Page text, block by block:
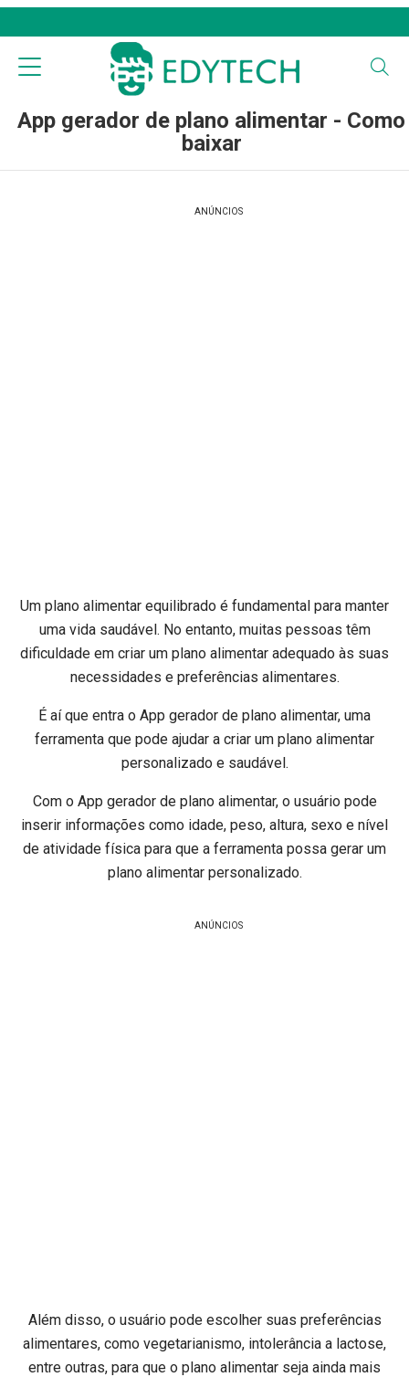
App gerador de plano alimentar - Como
baixar
ANÚNCIOS
Um plano alimentar equilibrado é fundamental para manter
uma vida saudável. No entanto, muitas pessoas têm
dificuldade em criar um plano alimentar adequado às suas
necessidades e preferências alimentares.
É aí que entra o App gerador de plano alimentar, uma
ferramenta que pode ajudar a criar um plano alimentar
personalizado e saudável.
Com o App gerador de plano alimentar, o usuário pode
inserir informações como idade, peso, altura, sexo e nível
de atividade física para que a ferramenta possa gerar um
plano alimentar personalizado.
ANÚNCIOS
Além disso, o usuário pode escolher suas preferências
alimentares, como vegetarianismo, intolerância a lactose,
entre outras, para que o plano alimentar seja ainda mais